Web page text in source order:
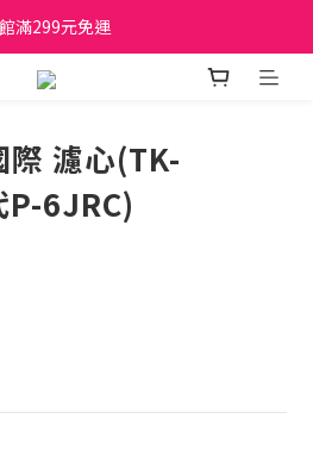
原廠管制價格 私訊優惠價
滿299元免運
原廠管制價格 私訊優惠價
濾心(TK-
6JRC)